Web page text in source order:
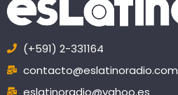
(+591) 2-331164
contacto@eslatinoradio.com
eslatinoradio@yahoo.es